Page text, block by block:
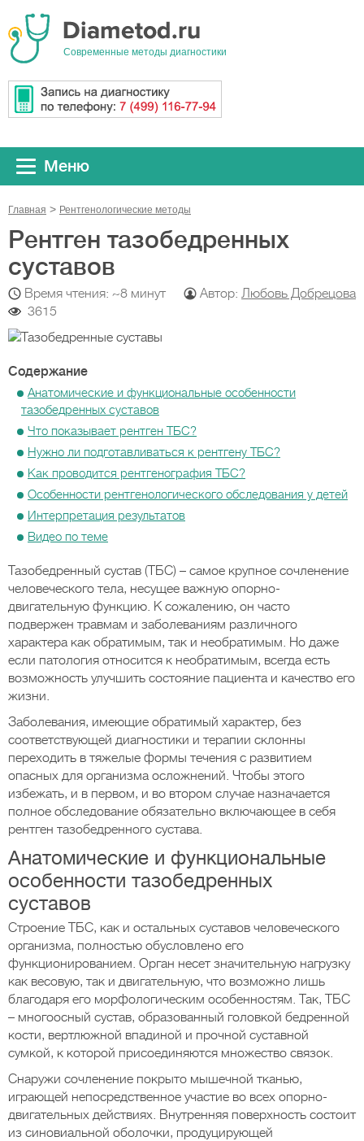
Cовременные методы диагностики
Меню
Главная Рентгенологические методы
Рентген тазобедренных
суставов
Время чтения: ~8 минут Автор: Любовь Добрецова
3615
Содержание
Анатомические и функциональные особенности
тазобедренных суставов
Что показывает рентген ТБС?
Нужно ли подготавливаться к рентгену ТБС?
Как проводится рентгенография ТБС?
Особенности рентгенологического обследования у детей
Интерпретация результатов
Видео по теме
Тазобедренный сустав (ТБС) – самое крупное сочленение
человеческого тела, несущее важную опорно-
двигательную функцию. К сожалению, он часто
подвержен травмам и заболеваниям различного
характера как обратимым, так и необратимым. Но даже
если патология относится к необратимым, всегда есть
возможность улучшить состояние пациента и качество его
жизни.
Заболевания, имеющие обратимый характер, без
соответствующей диагностики и терапии склонны
переходить в тяжелые формы течения с развитием
опасных для организма осложнений. Чтобы этого
избежать, и в первом, и во втором случае назначается
полное обследование обязательно включающее в себя
рентген тазобедренного сустава.
Анатомические и функциональные
особенности тазобедренных
суставов
Строение ТБС, как и остальных суставов человеческого
организма, полностью обусловлено его
функционированием. Орган несет значительную нагрузку
как весовую, так и двигательную, что возможно лишь
благодаря его морфологическим особенностям. Так, ТБС
– многоосный сустав, образованный головкой бедренной
кости, вертлюжной впадиной и прочной суставной
сумкой, к которой присоединяются множество связок.
Снаружи сочленение покрыто мышечной тканью,
играющей непосредственное участие во всех опорно-
двигательных действиях. Внутренняя поверхность состоит
из синовиальной оболочки, продуцирующей